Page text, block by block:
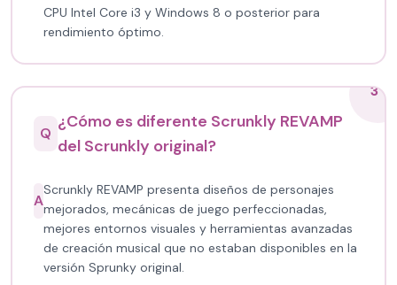
CPU Intel Core i3 y Windows 8 o posterior para
rendimiento óptimo.
3
Q
¿Cómo es diferente Scrunkly REVAMP
del Scrunkly original?
A
Scrunkly REVAMP presenta diseños de personajes
mejorados, mecánicas de juego perfeccionadas,
mejores entornos visuales y herramientas avanzadas
de creación musical que no estaban disponibles en la
versión Sprunky original.